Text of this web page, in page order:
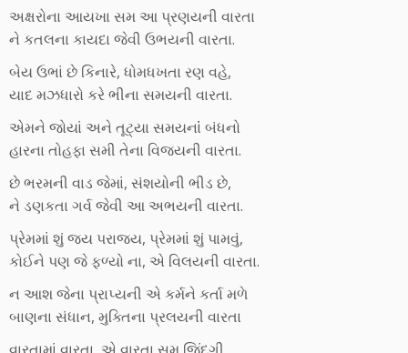
અક્ષરોના આયખા સમ આ પ્રણયની વારતા
ને કતલના કાયદા જેવી ઉભયની વારતા.
બેય ઉભાં છે કિનારે, ધોમધખતા રણ વહે,
યાદ મઝધારો કરે ભીના સમયની વારતા.
એમને જોયાં અને તૂટ્યા સમયનાંં બંધનો
હારના તોહફા સમી તેના વિજયની વારતા.
છે ભરમની વાડ જેમાં, સંશયોની ભીડ છે,
ને ડણકતા ગર્વ જેવી આ અભયની વારતા.
પ્રેમમાં શું જય પરાજય, પ્રેમમાં શું પામવું,
કોઈને પણ જે ફળ્યો ના, એ વિલયની વારતા.
ન આશ જેના પ્રાપ્યની એ કર્મને કર્તા મળે
બાણના સંધાન, મુક્તિના પ્રલયની વારતા